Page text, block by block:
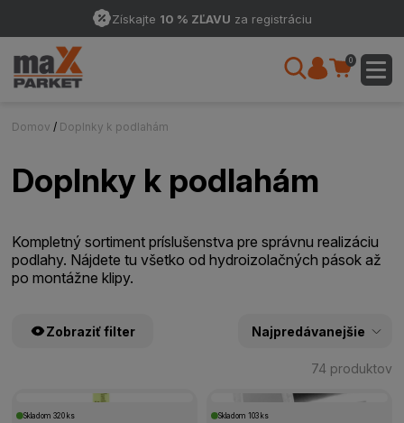
Získajte 10 % ZĽAVU za registráciu
0
Domov / Doplnky k podlahám
Doplnky k podlahám
Kompletný sortiment príslušenstva pre správnu realizáciu
podlahy. Nájdete tu všetko od hydroizolačných pások až
po montážne klipy.
Zobraziť filter
74 produktov
ŠTÍTKY PRODUKTOV
Skladom320 ks Skladom 103 ks